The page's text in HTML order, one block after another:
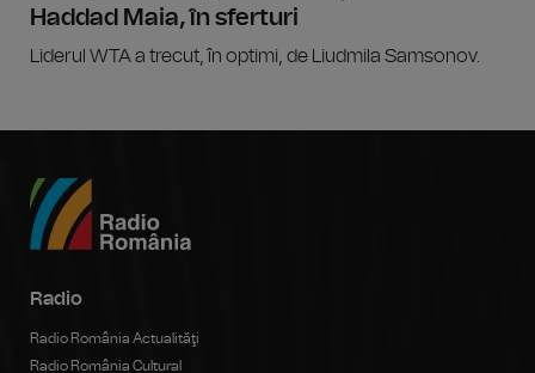
Haddad Maia, în sferturi
Liderul WTA a trecut, în optimi, de Liudmila Samsonov.
Radio
Radio România Actualităţi
Radio România Cultural